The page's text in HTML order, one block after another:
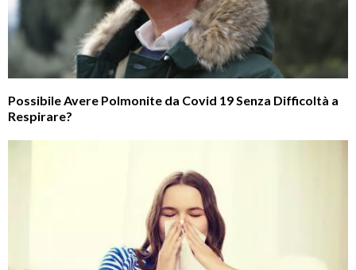
Possibile Avere Polmonite da Covid 19 Senza Difficoltà a
Respirare?